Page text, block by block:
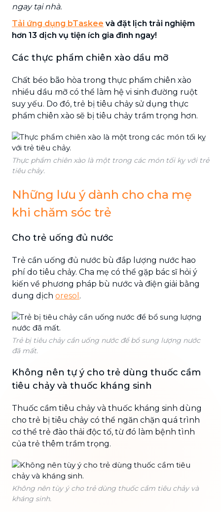
ngay tại nhà.
Tải ứng dụng bTaskee và đặt lịch trải nghiệm
hơn 13 dịch vụ tiện ích gia đình ngay!
Các thực phẩm chiên xào dầu mỡ
Chất béo bão hòa trong thực phẩm chiên xào
nhiều dầu mỡ có thể làm hệ vi sinh đường ruột
suy yếu. Do đó, trẻ bị tiêu chảy sử dụng thực
phẩm chiên xào sẽ bị tiêu chảy trầm trọng hơn.
Thực phẩm chiên xào là một trong các món tối kỵ với trẻ
tiêu chảy.
Những lưu ý dành cho cha mẹ
khi chăm sóc trẻ
Cho trẻ uống đủ nước
Trẻ cần uống đủ nước bù đắp lượng nước hao
phí do tiêu chảy. Cha mẹ có thể gặp bác sĩ hỏi ý
kiến về phương pháp bù nước và điện giải bằng
dung dịch oresol .
Trẻ bị tiêu chảy cần uống nước để bổ sung lượng nước
đã mất.
Không nên tự ý cho trẻ dùng thuốc cầm
tiêu chảy và thuốc kháng sinh
Thuốc cầm tiêu chảy và thuốc kháng sinh dùng
cho trẻ bị tiêu chảy có thể ngăn chặn quá trình
cơ thể trẻ đào thải độc tố, từ đó làm bệnh tình
của trẻ thêm trầm trọng.
Không nên tùy ý cho trẻ dùng thuốc cầm tiêu chảy và
kháng sinh.